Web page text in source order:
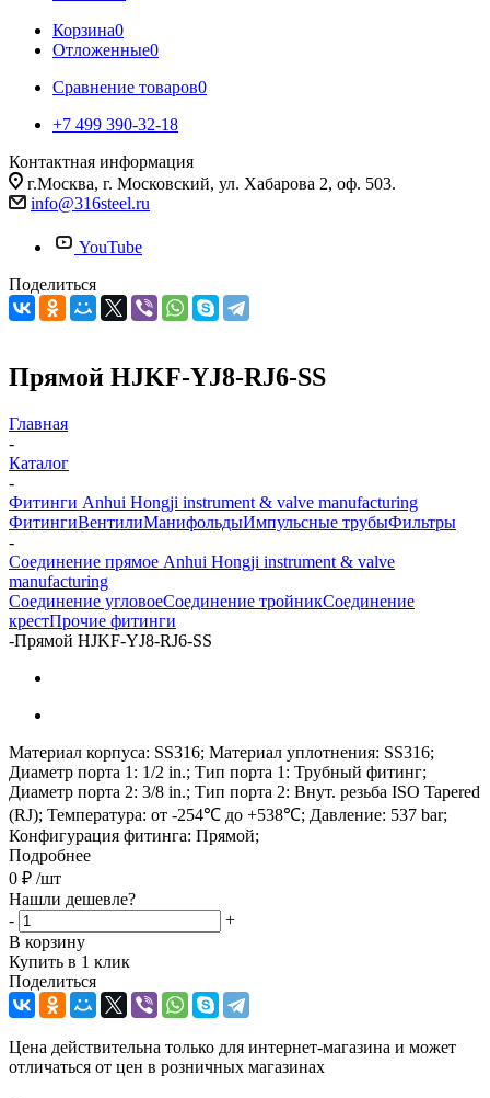
Корзина0
Отложенные0
Сравнение товаров0
+7 499 390-32-18
Контактная информация
г.Москва, г. Московский, ул. Хабарова 2, оф. 503.
info@316steel.ru
YouTube
Поделиться
Прямой HJKF-YJ8-RJ6-SS
Главная
-
Каталог
-
Фитинги Anhui Hongji instrument & valve manufacturing
ФитингиВентилиМанифольдыИмпульсные трубыФильтры
-
Соединение прямое Anhui Hongji instrument & valve
manufacturing
Соединение угловоеСоединение тройникСоединение
крестПрочие фитинги
-Прямой HJKF-YJ8-RJ6-SS
Материал корпуса: SS316; Материал уплотнения: SS316;
Диаметр порта 1: 1/2 in.; Тип порта 1: Трубный фитинг;
Диаметр порта 2: 3/8 in.; Тип порта 2: Внут. резьба ISO Tapered
(RJ); Температура: от -254℃ до +538℃; Давление: 537 bar;
Конфигурация фитинга: Прямой;
Подробнее
0 ₽ /шт
Нашли дешевле?
-
+
В корзину
Купить в 1 клик
Поделиться
Цена действительна только для интернет-магазина и может
отличаться от цен в розничных магазинах